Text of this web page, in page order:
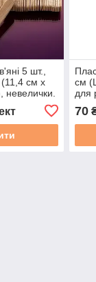
5 шт.,
(11,4 см х
см
для
70